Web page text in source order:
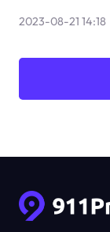
2023-08-21 14:18